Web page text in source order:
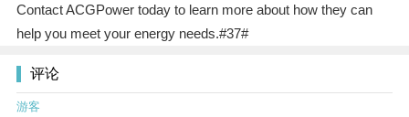
Contact ACGPower today to learn more about how they can
help you meet your energy needs.#37#
评论
游客